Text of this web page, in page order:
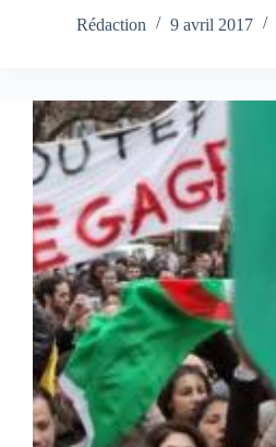
Rédaction
9 avril 2017